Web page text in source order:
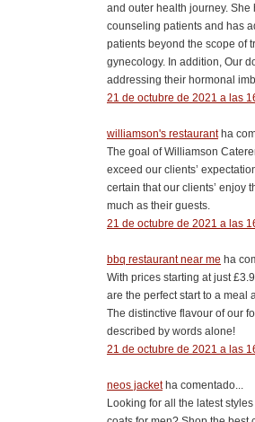
and outer health journey. She
counseling patients and has
patients beyond the scope of
gynecology. In addition, Our
addressing their hormonal
21 de octubre de 2021 a las
williamson's restaurantha
The goal of Williamson
exceed our clients’
certain that our clients’ enjoy
much as their guests.
21 de octubre de 2021 a las
bbq restaurant near me ha
With prices starting at just
are the perfect start to a meal
The distinctive flavour of our
described by words alone!
21 de octubre de 2021 a las
neos jacketha comentado...
Looking for all the latest